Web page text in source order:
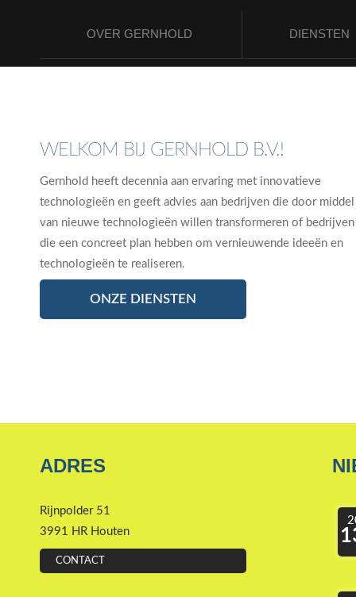
OVER GERNHOLD DIENSTEN
WELKOM BIJ GERNHOLD B.V.!
Gernhold heeft decennia aan ervaring met innovatieve
technologieën en geeft advies aan bedrijven die door middel
van nieuwe technologieën willen transformeren of bedrijven
die een concreet plan hebben om vernieuwende ideeën en
technologieën te realiseren.
ONZE DIENSTEN
ADRES
Rijnpolder 51
3991 HR Houten
CONTACT